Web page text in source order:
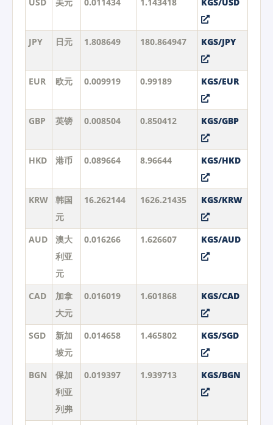
JPY 日元 1.808649 180.864947 KGS/JPY
EUR 欧元 0.009919 0.99189 KGS/EUR
GBP 英镑 0.008504 0.850412 KGS/GBP
HKD 港币 0.089664 8.96644 KGS/HKD
KRW
韩国
元
16.262144 1626.21435 KGS/KRW
AUD
澳大
利亚
元
0.016266 1.626607 KGS/AUD
CAD
加拿
大元
0.016019 1.601868 KGS/CAD
SGD
新加
坡元
0.014658 1.465802 KGS/SGD
BGN
保加
利亚
列弗
0.019397 1.939713 KGS/BGN